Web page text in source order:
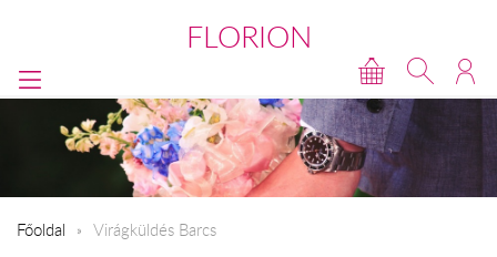
FLORION
Főoldal Virágküldés Barcs